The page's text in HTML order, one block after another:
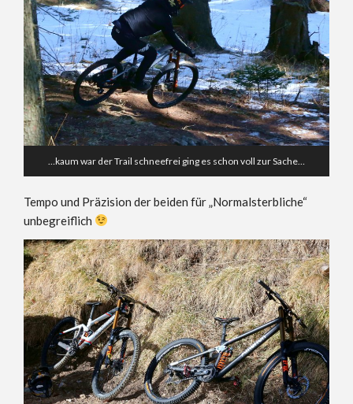
…kaum war der Trail schneefrei ging es schon voll zur Sache…
Tempo und Präzision der beiden für „Normalsterbliche“
unbegreiflich